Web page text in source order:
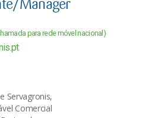
Manager
para rede móvel nacional)